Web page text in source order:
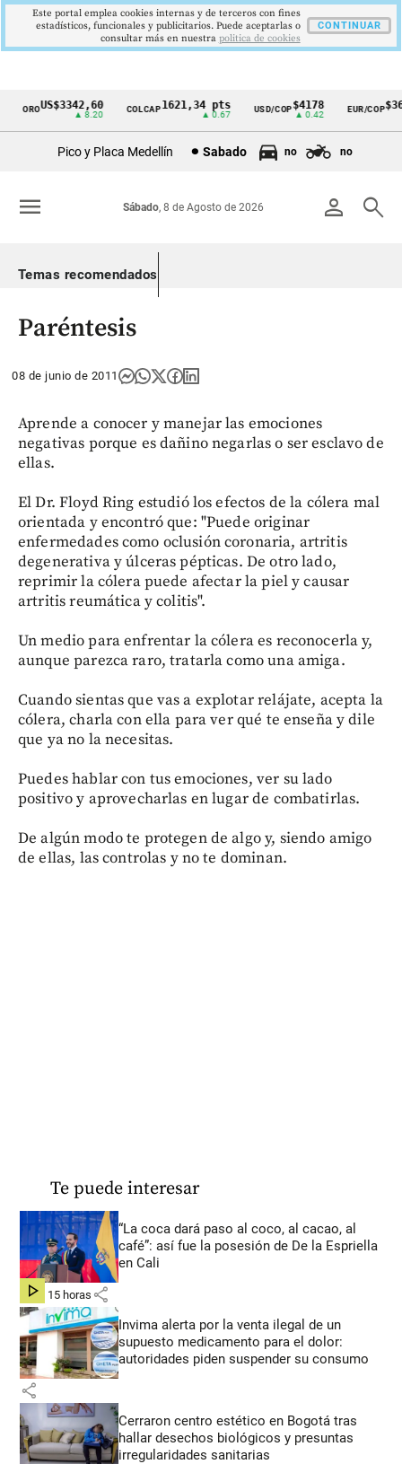
Cintillo
Colombia
OROUS$3342,60
▲ 8.20
COLCAP1621,34 pts
▲ 0.67
USD/COP$4178
▲ 0.42
EUR/COP
Pico y Placa Medellín Sabado no no
person search
Sábado, 8 de Agosto de 2026
menu
Temas recomendados
Paréntesis
08 de junio de 2011
Aprende a conocer y manejar las emociones
negativas porque es dañino negarlas o ser esclavo de
ellas.
El Dr. Floyd Ring estudió los efectos de la cólera mal
orientada y encontró que: "Puede originar
enfermedades como oclusión coronaria, artritis
degenerativa y úlceras pépticas. De otro lado,
reprimir la cólera puede afectar la piel y causar
artritis reumática y colitis".
Un medio para enfrentar la cólera es reconocerla y,
aunque parezca raro, tratarla como una amiga.
Cuando sientas que vas a explotar relájate, acepta la
cólera, charla con ella para ver qué te enseña y dile
que ya no la necesitas.
Puedes hablar con tus emociones, ver su lado
positivo y aprovecharlas en lugar de combatirlas.
De algún modo te protegen de algo y, siendo amigo
de ellas, las controlas y no te dominan.
Te puede interesar
“La coca dará paso al coco, al cacao, al
café”: así fue la posesión de De la Espriella
en Cali
hace 15 horas share
Invima alerta por la venta ilegal de un
supuesto medicamento para el dolor:
autoridades piden suspender su consumo
share
Cerraron centro estético en Bogotá tras
hallar desechos biológicos y presuntas
irregularidades sanitarias
Este portal emplea cookies internas y de terceros con fines
estadísticos, funcionales y publicitarios. Puede aceptarlas o
consultar más en nuestra politica de cookies
CONTINUAR